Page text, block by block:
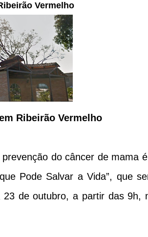
Vermelho
Ribeirão Vermelho
do câncer de mama
Pode Salvar a Vida”, que
23 de outubro, a partir das 9h,